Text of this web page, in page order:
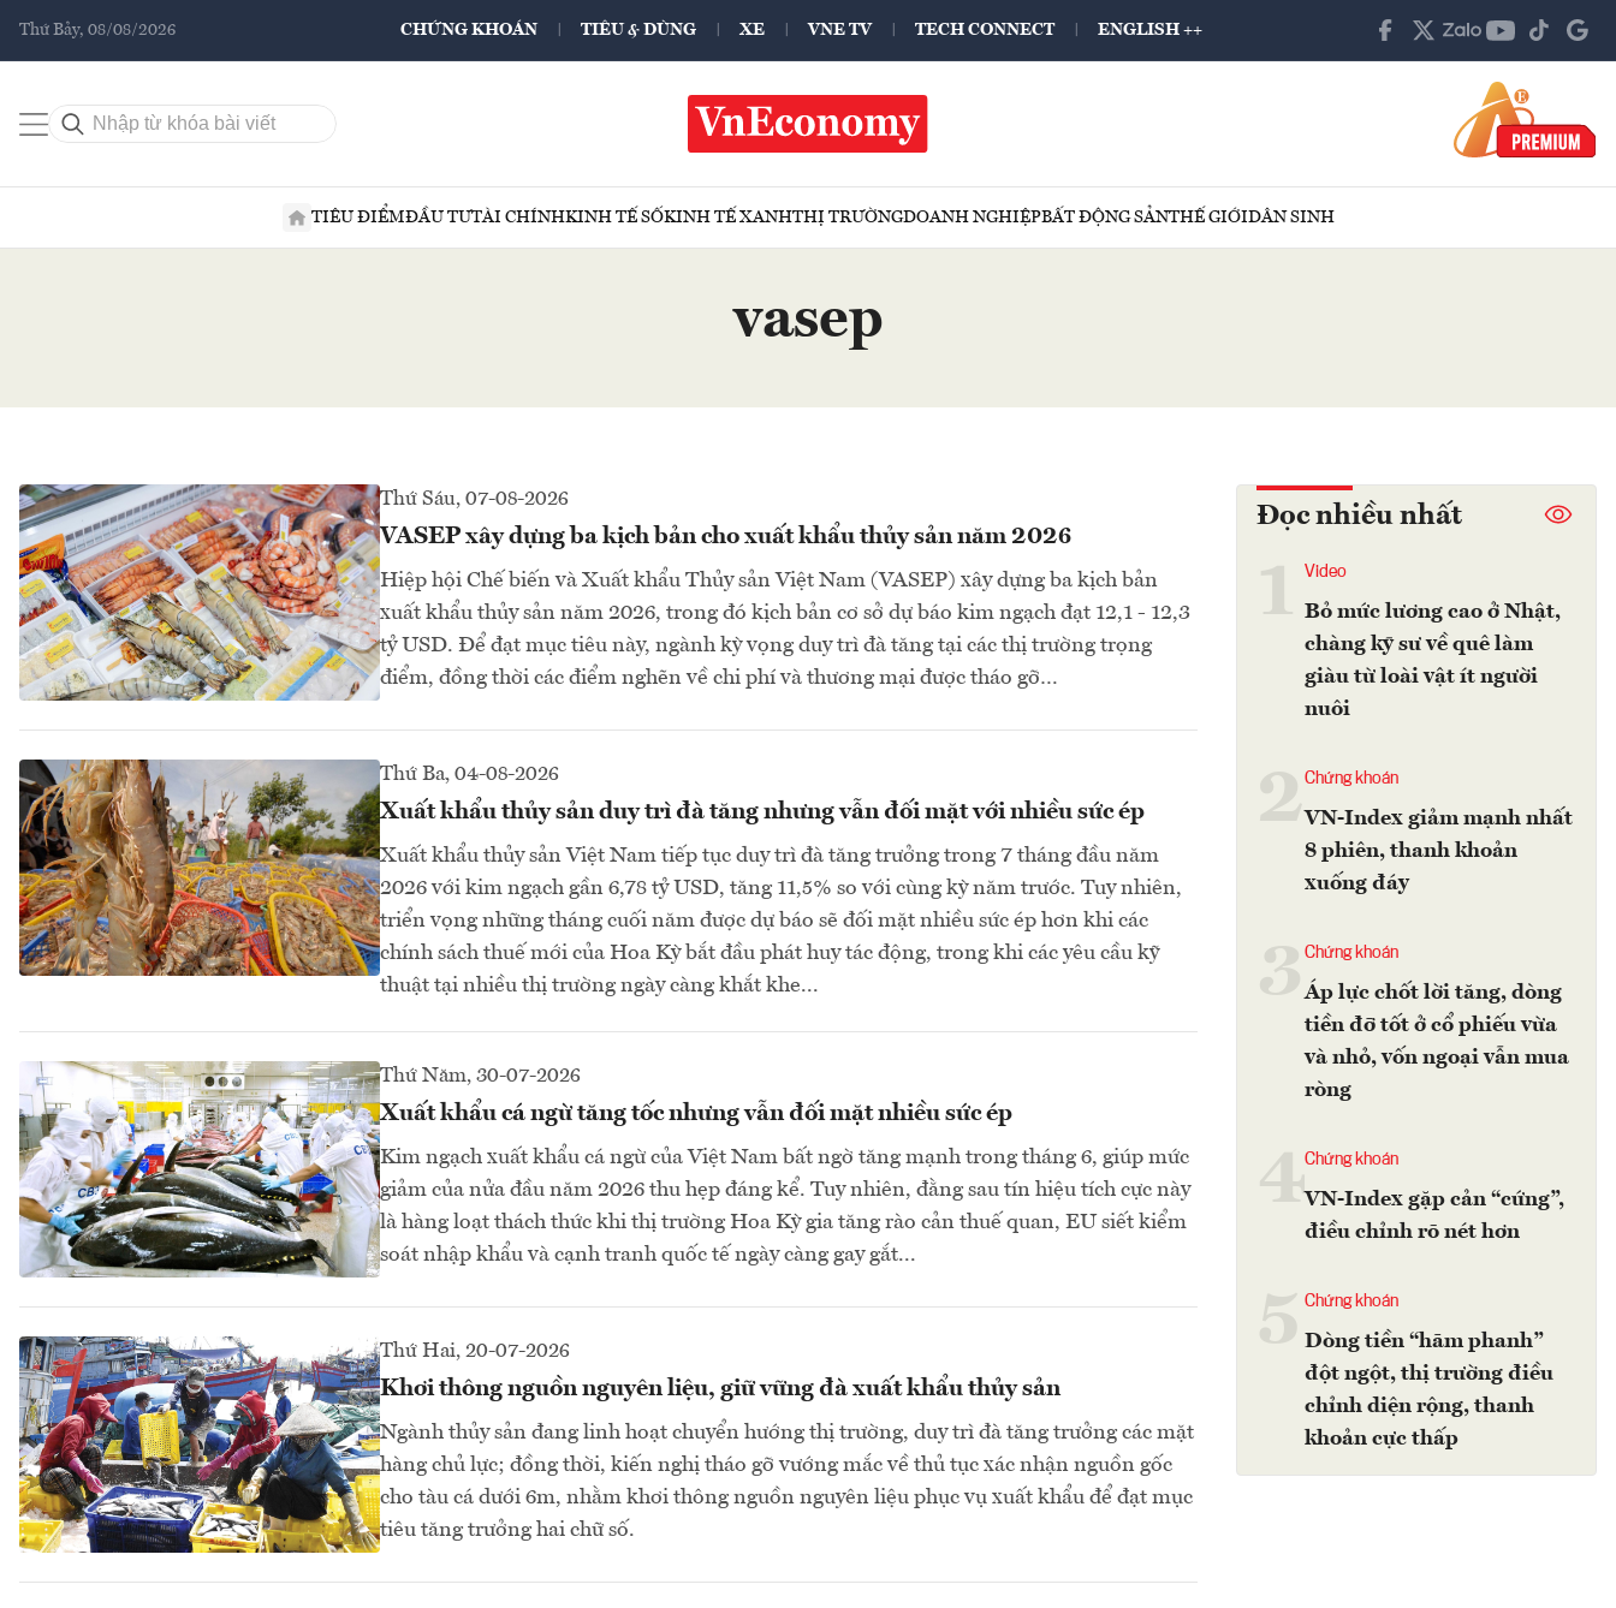
Thứ Bảy, 08/08/2026 CHỨNG KHOÁN TIÊU & DÙNG XE VNE TV TECH CONNECT ENGLISH ++
TIÊU ĐIỂMĐẦU TƯTÀI CHÍNHKINH TẾ SỐKINH TẾ XANHTHỊ TRƯỜNGDOANH NGHIỆPBẤT ĐỘNG SẢNTHẾ GIỚIDÂN SINH
vasep
Thứ Sáu, 07-08-2026
VASEP xây dựng ba kịch bản cho xuất khẩu thủy sản năm 2026
Hiệp hội Chế biến và Xuất khẩu Thủy sản Việt Nam (VASEP) xây dựng ba kịch bản
xuất khẩu thủy sản năm 2026, trong đó kịch bản cơ sở dự báo kim ngạch đạt 12,1 - 12,3
tỷ USD. Để đạt mục tiêu này, ngành kỳ vọng duy trì đà tăng tại các thị trường trọng
điểm, đồng thời các điểm nghẽn về chi phí và thương mại được tháo gỡ…
Thứ Ba, 04-08-2026
Xuất khẩu thủy sản duy trì đà tăng nhưng vẫn đối mặt với nhiều sức ép
Xuất khẩu thủy sản Việt Nam tiếp tục duy trì đà tăng trưởng trong 7 tháng đầu năm
2026 với kim ngạch gần 6,78 tỷ USD, tăng 11,5% so với cùng kỳ năm trước. Tuy nhiên,
triển vọng những tháng cuối năm được dự báo sẽ đối mặt nhiều sức ép hơn khi các
chính sách thuế mới của Hoa Kỳ bắt đầu phát huy tác động, trong khi các yêu cầu kỹ
thuật tại nhiều thị trường ngày càng khắt khe...
Thứ Năm, 30-07-2026
Xuất khẩu cá ngừ tăng tốc nhưng vẫn đối mặt nhiều sức ép
Kim ngạch xuất khẩu cá ngừ của Việt Nam bất ngờ tăng mạnh trong tháng 6, giúp mức
giảm của nửa đầu năm 2026 thu hẹp đáng kể. Tuy nhiên, đằng sau tín hiệu tích cực này
là hàng loạt thách thức khi thị trường Hoa Kỳ gia tăng rào cản thuế quan, EU siết kiểm
soát nhập khẩu và cạnh tranh quốc tế ngày càng gay gắt...
Thứ Hai, 20-07-2026
Khơi thông nguồn nguyên liệu, giữ vững đà xuất khẩu thủy sản
Ngành thủy sản đang linh hoạt chuyển hướng thị trường, duy trì đà tăng trưởng các mặt
hàng chủ lực; đồng thời, kiến nghị tháo gỡ vướng mắc về thủ tục xác nhận nguồn gốc
cho tàu cá dưới 6m, nhằm khơi thông nguồn nguyên liệu phục vụ xuất khẩu để đạt mục
tiêu tăng trưởng hai chữ số.
Đọc nhiều nhất
Video
Bỏ mức lương cao ở Nhật,
chàng kỹ sư về quê làm
giàu từ loài vật ít người
nuôi
2Chứng khoán
VN-Index giảm mạnh nhất
8 phiên, thanh khoản
xuống đáy
Chứng khoán
Áp lực chốt lời tăng, dòng
tiền đỡ tốt ở cổ phiếu vừa
và nhỏ, vốn ngoại vẫn mua
ròng
4Chứng khoán
VN-Index gặp cản “cứng”,
điều chỉnh rõ nét hơn
Chứng khoán
Dòng tiền “hãm phanh”
đột ngột, thị trường điều
chỉnh diện rộng, thanh
khoản cực thấp